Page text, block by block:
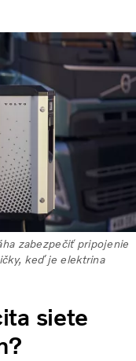
zabezpečiť pripojenie
keď je elektrina
siete